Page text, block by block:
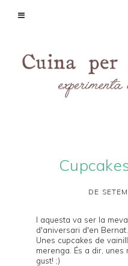
DE
I aquesta va ser la
d'aniversari d'en Bernat
Unes cupcakes de
merenga. És a dir,
gust! ;)